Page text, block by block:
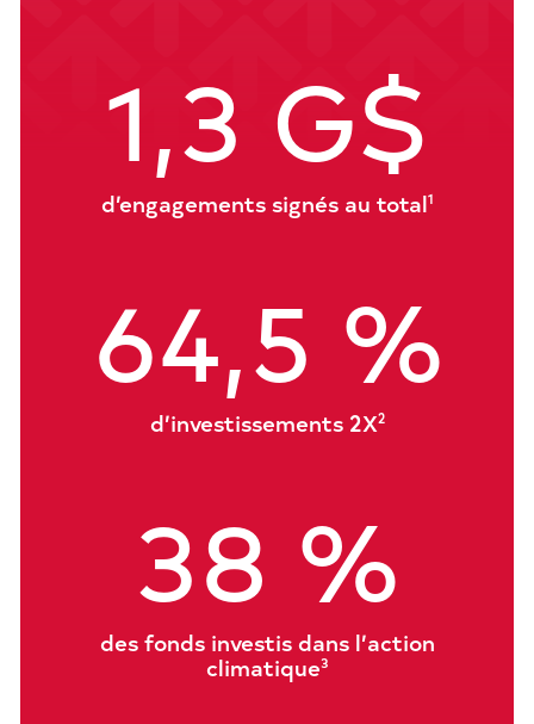
1,3 G$
d’engagements signés au total1
64,5 %
d’investissements 2X2
38 %
des fonds investis dans l’action
climatique3